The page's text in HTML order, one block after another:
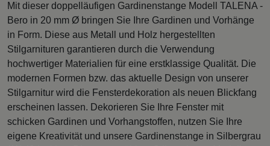
Mit dieser doppelläufigen Gardinenstange Modell TALENA -
Bero in 20 mm Ø bringen Sie Ihre Gardinen und Vorhänge
in Form. Diese aus Metall und Holz hergestellten
Stilgarnituren garantieren durch die Verwendung
hochwertiger Materialien für eine erstklassige Qualität. Die
modernen Formen bzw. das aktuelle Design von unserer
Stilgarnitur wird die Fensterdekoration als neuen Blickfang
erscheinen lassen. Dekorieren Sie Ihre Fenster mit
schicken Gardinen und Vorhangstoffen, nutzen Sie Ihre
eigene Kreativität und unsere Gardinenstange in Silbergrau